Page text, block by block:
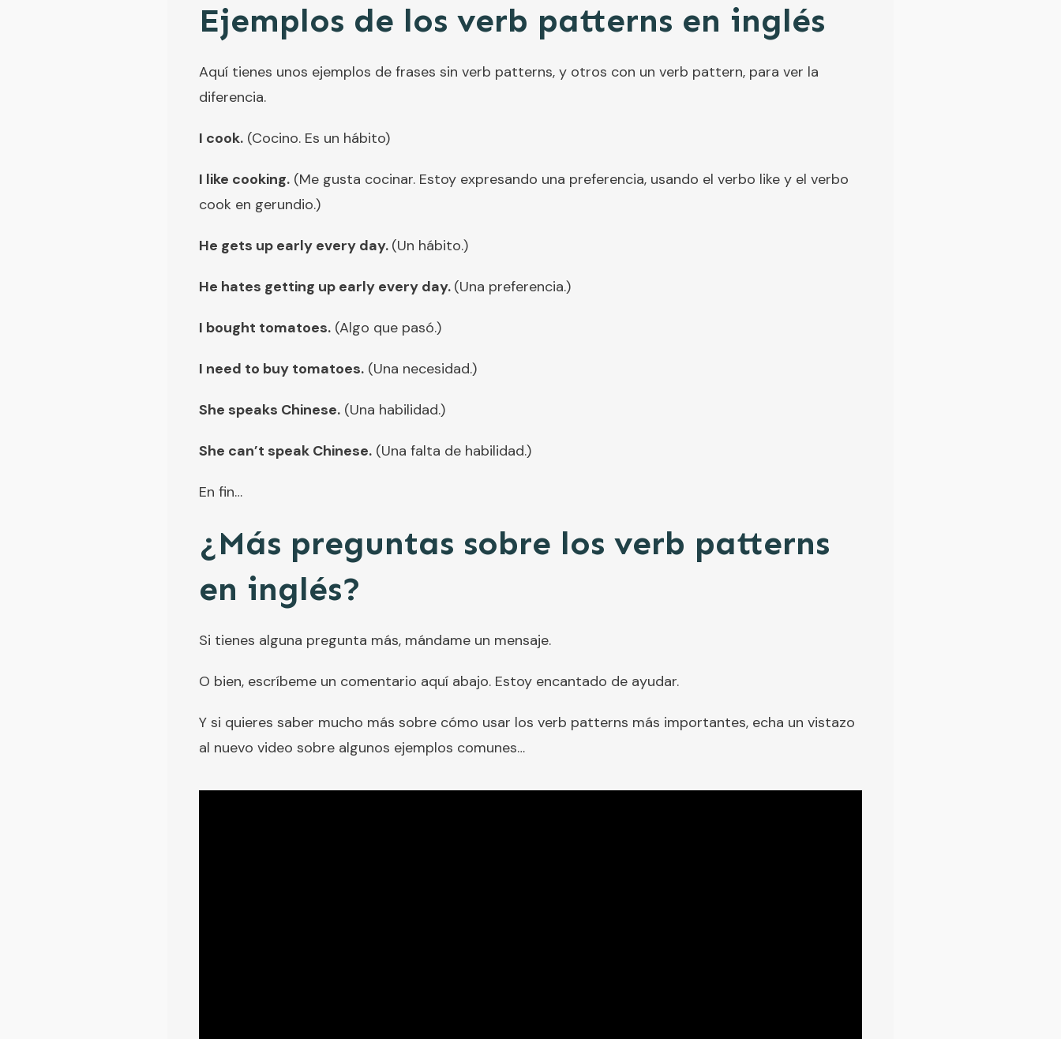
Ejemplos de los verb patterns en inglés
Aquí tienes unos ejemplos de frases sin verb patterns, y otros con un verb pattern, para ver la
diferencia.
I cook. (Cocino. Es un hábito)
I like cooking. (Me gusta cocinar. Estoy expresando una preferencia, usando el verbo like y el verbo
cook en gerundio.)
He gets up early every day. (Un hábito.)
He hates getting up early every day. (Una preferencia.)
I bought tomatoes. (Algo que pasó.)
I need to buy tomatoes. (Una necesidad.)
She speaks Chinese. (Una habilidad.)
She can’t speak Chinese. (Una falta de habilidad.)
En fin…
¿Más preguntas sobre los verb patterns
en inglés?
Si tienes alguna pregunta más, mándame un mensaje.
O bien, escríbeme un comentario aquí abajo. Estoy encantado de ayudar.
Y si quieres saber mucho más sobre cómo usar los verb patterns más importantes, echa un vistazo
al nuevo video sobre algunos ejemplos comunes…